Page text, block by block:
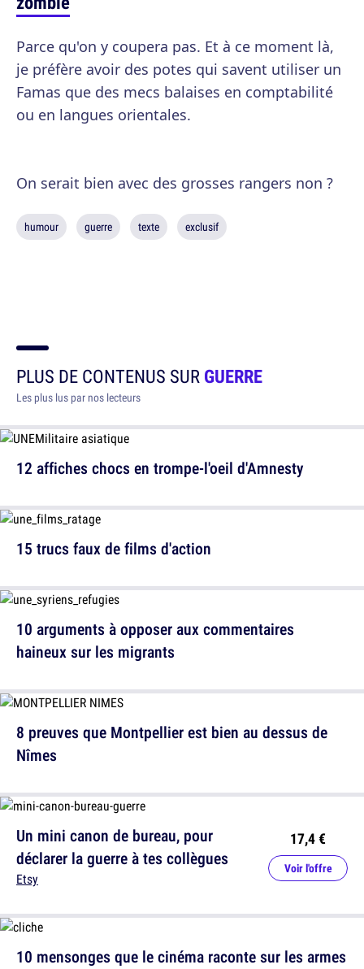
Parce qu'on y coupera pas. Et à ce moment là,
je préfère avoir des potes qui savent utiliser un
Famas que des mecs balaises en comptabilité
ou en langues orientales.
On serait bien avec des grosses rangers non ?
humour guerre texte exclusif
PLUS DE CONTENUS SURGUERRE
Les plus lus par nos lecteurs
12 affiches chocs en trompe-l'oeil d'Amnesty
10 arguments à opposer aux commentaires
haineux sur les migrants
Un mini canon de bureau, pour
déclarer la guerre à tes collègues
Etsy
17,4 €
Voir l'offre
15 trucs faux de films d'action
8 preuves que Montpellier est bien au dessus de
Nîmes
10 mensonges que le cinéma raconte sur les armes